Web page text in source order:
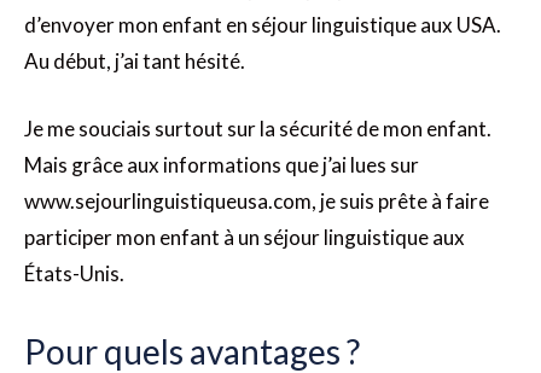
d’envoyer mon enfant en séjour linguistique aux USA.
Au début, j’ai tant hésité.
Je me souciais surtout sur la sécurité de mon enfant.
Mais grâce aux informations que j’ai lues sur
www.sejourlinguistiqueusa.com, je suis prête à faire
participer mon enfant à un séjour linguistique aux
États-Unis.
Pour quels avantages ?